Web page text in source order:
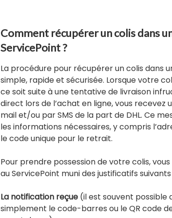
Comment récupérer un colis dans
ServicePoint ?
La procédure pour récupérer un colis dans
simple, rapide et sécurisée. Lorsque votre
ce soit suite à une tentative de livraison
direct lors de l’achat en ligne, vous recevez
mail et/ou par SMS de la part de DHL. Ce
les informations nécessaires, y compris
le code unique pour le retrait.
Pour prendre possession de votre colis,
au ServicePoint muni des justificatifs suivants
La notification reçue (il est souvent possible
simplement le code-barres ou le QR code